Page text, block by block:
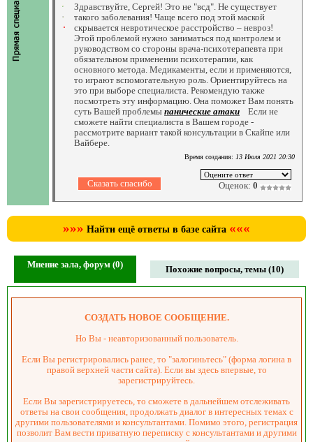
Здравствуйте, Сергей! Это не "всд". Не существует
такого заболевания! Чаще всего под этой маской
скрывается невротическое расстройство – невроз!
Этой проблемой нужно заниматься под контролем и
руководством со стороны врача-психотерапевта при
обязательном применении психотерапии, как
основного метода. Медикаменты, если и применяются,
то играют вспомогательную роль. Ориентируйтесь на
это при выборе специалиста. Рекомендую также
посмотреть эту информацию. Она поможет Вам понять
суть Вашей проблемы панические атаки
Если не
сможете найти специалиста в Вашем городе -
рассмотрите вариант такой консультации в Скайпе или
Вайбере.
Время создания: 13 Июля 2021 20:30
Оценок: 0
»»» Найти ещё ответы в базе сайта «««
Мнение зала, форум (0) Похожие вопросы, темы (10)
СОЗДАТЬ НОВОЕ СООБЩЕНИЕ.
Но Вы - неавторизованный пользователь.
Если Вы регистрировались ранее, то "залогиньтесь" (форма логина в
правой верхней части сайта). Если вы здесь впервые, то
зарегистрируйтесь.
Если Вы зарегистрируетесь, то сможете в дальнейшем отслеживать
ответы на свои сообщения, продолжать диалог в интересных темах с
другими пользователями и консультантами. Помимо этого, регистрация
позволит Вам вести приватную переписку с консультантами и другими